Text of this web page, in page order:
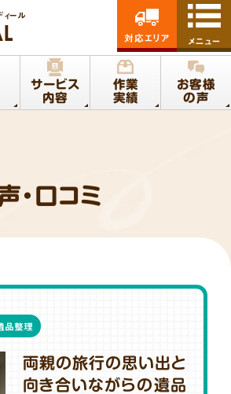
ール
サービス
内容
作業
実績
お客様
の声
対応エリア メニュー
・口コミ
両親の旅行の思い出と
向き合いながらの遺品
品整理